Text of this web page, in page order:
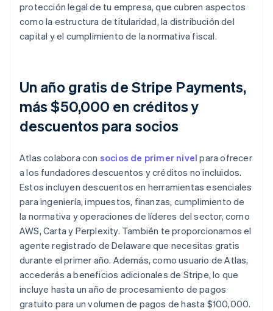
protección legal de tu empresa, que cubren aspectos
como la estructura de titularidad, la distribución del
capital y el cumplimiento de la normativa fiscal.
Un año gratis de Stripe Payments,
más $50,000 en créditos y
descuentos para socios
Atlas colabora con socios de primer nivel para ofrecer
a los fundadores descuentos y créditos no incluidos.
Estos incluyen descuentos en herramientas esenciales
para ingeniería, impuestos, finanzas, cumplimiento de
la normativa y operaciones de líderes del sector, como
AWS, Carta y Perplexity. También te proporcionamos el
agente registrado de Delaware que necesitas gratis
durante el primer año. Además, como usuario de Atlas,
accederás a beneficios adicionales de Stripe, lo que
incluye hasta un año de procesamiento de pagos
gratuito para un volumen de pagos de hasta $100,000.